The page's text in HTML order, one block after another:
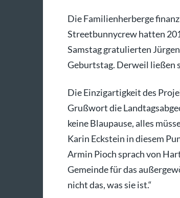
Die Familienherberge
Streetbunnycrew hatten
Samstag gratulierten
Geburtstag. Derweil ließen
Die Einzigartigkeit des
Grußwort die
keine Blaupause, alles
Karin Eckstein in diesem
Armin Pioch sprach von
Gemeinde für das
nicht das, was sie ist.“